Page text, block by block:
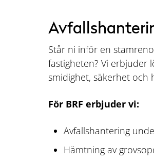
Står ni inför en
fastigheten? Vi erbjuder
smidighet, säkerhet och
För BRF erbjuder vi:
Avfallshantering
Hämtning av